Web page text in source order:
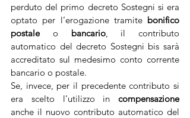
perduto del primo decreto Sostegni si era
optato per l’erogazione tramite bonifico
postale o bancario, il contributo
automatico del decreto Sostegni bis sarà
accreditato sul medesimo conto corrente
bancario o postale.
Se, invece, per il precedente contributo si
era scelto l’utilizzo in compensazione
anche il nuovo contributo automatico del